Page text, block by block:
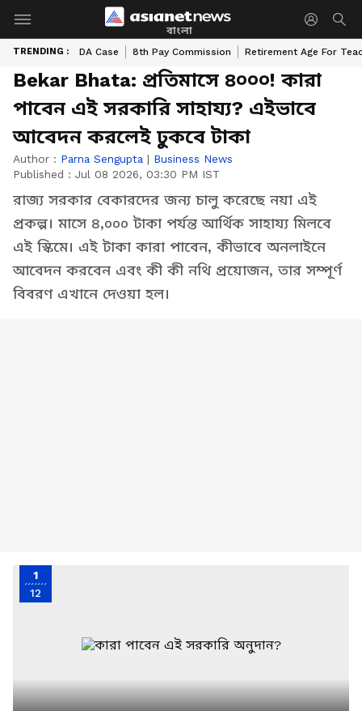
বাংলা
TRENDING : DA Case 8th Pay Commission Retirement Age For
Bekar Bhata: প্রতিমাসে ৪০০০! কারা
পাবেন এই সরকারি সাহায্য? এইভাবে
আবেদন করলেই ঢুকবে টাকা
Author : Parna Sengupta | Business News
Published : Jul 08 2026, 03:30 PM IST
রাজ্য সরকার বেকারদের জন্য চালু করেছে নয়া এই
প্রকল্প। মাসে ৪,০০০ টাকা পর্যন্ত আর্থিক সাহায্য মিলবে
এই স্কিমে। এই টাকা কারা পাবেন, কীভাবে অনলাইনে
আবেদন করবেন এবং কী কী নথি প্রয়োজন, তার সম্পূর্ণ
বিবরণ এখানে দেওয়া হল।
1
12